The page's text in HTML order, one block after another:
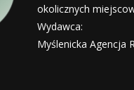
okolicznych
Wydawca:
Myślenicka Agencja